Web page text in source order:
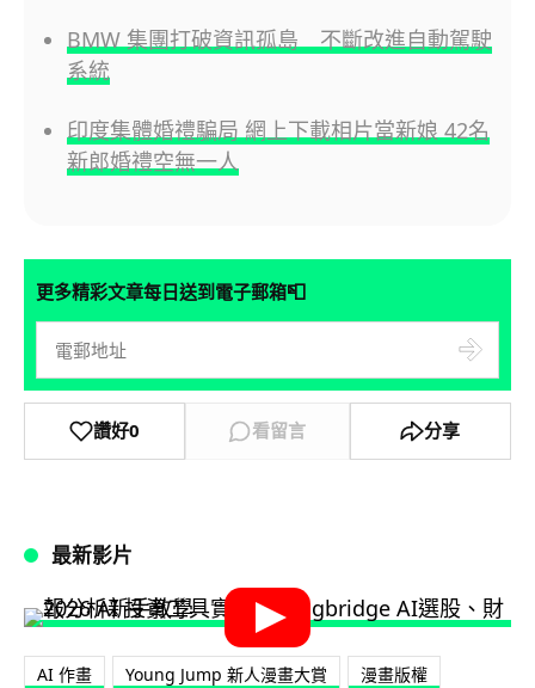
BMW 集團打破資訊孤島 不斷改進自動駕駛
系統
印度集體婚禮騙局 網上下載相片當新娘 42名
新郎婚禮空無一人
更多精彩文章每日送到電子郵箱📮
讚好0 看留言 分享
最新影片
AI 作畫 Young Jump 新人漫畫大賞
漫畫版權